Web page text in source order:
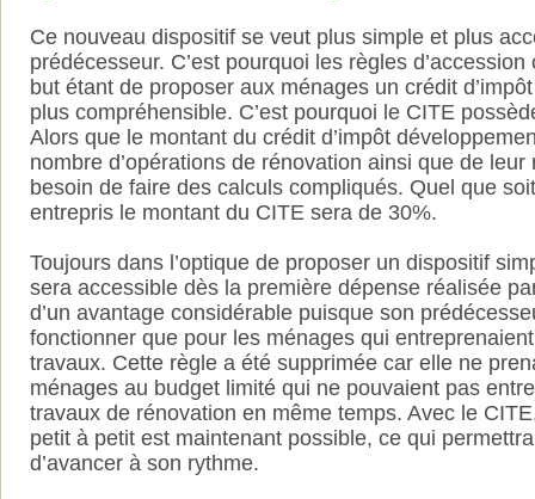
Ce nouveau dispositif se veut plus simple et plus
prédécesseur. C’est pourquoi les règles
but étant de proposer aux ménages un crédit
plus compréhensible. C’est pourquoi le CITE
Alors que le montant du crédit d’impôt
nombre d’opérations de rénovation ainsi que de
besoin de faire des calculs compliqués. Quel que
entrepris le montant du CITE sera de 30%.
Toujours dans l’optique de proposer un dispositif
sera accessible dès la première dépense réalisée
d’un avantage considérable puisque son
fonctionner que pour les ménages qui
travaux. Cette règle a été supprimée car elle ne
ménages au budget limité qui ne pouvaient pas
travaux de rénovation en même temps. Avec le
petit à petit est maintenant possible, ce qui
d’avancer à son rythme.